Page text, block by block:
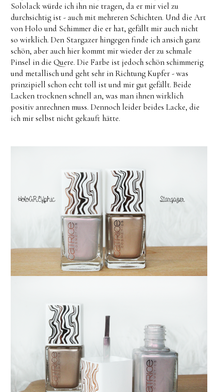
Sololack würde ich ihn nie tragen, da er mir viel zu
durchsichtig ist - auch mit mehreren Schichten. Und die Art
von Holo und Schimmer die er hat, gefällt mir auch nicht
so wirklich. Den Stargazer hingegen finde ich ansich ganz
schön, aber auch hier kommt mir wieder der zu schmale
Pinsel in die Quere. Die Farbe ist jedoch schön schimmerig
und metallisch und geht sehr in Richtung Kupfer - was
prinzipiell schon echt toll ist und mir gut gefällt. Beide
Lacken trocknen schnell an, was man ihnen wirklich
positiv anrechnen muss. Dennoch leider beides Lacke, die
ich mir selbst nicht gekauft hätte.